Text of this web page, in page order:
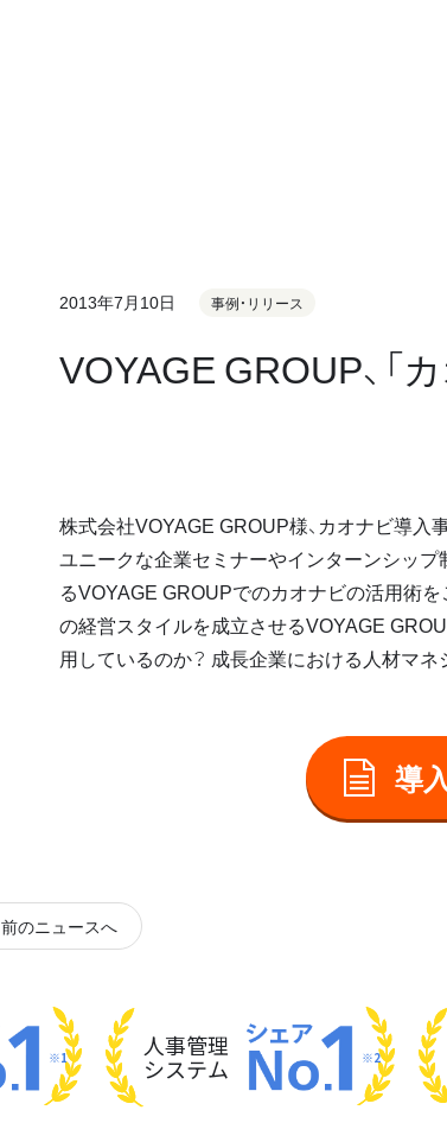
2013年7月10日 事例・リリース
VOYAGE GROUP、「
株式会社VOYAGE GROUP様、カオナビ導入
ユニークな企業セミナーやインターンシッ
るVOYAGE GROUPでのカオナビの活用術を
の経営スタイルを成立させるVOYAGE
用しているのか？ 成長企業における人材マネ
導
前のニュースへ
※1 人事管理
システム ※2